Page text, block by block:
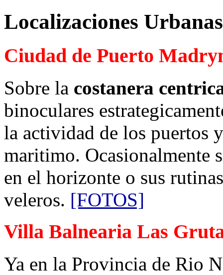
Localizaciones
Ciudad de Puerto
Sobre la costanera
binoculares
la actividad de los puertos
maritimo. Ocasionalmente
en el horizonte o sus
veleros. [FOTOS]
Villa Balnearia Las
Ya en la Provincia de Rio